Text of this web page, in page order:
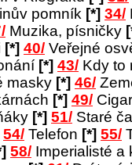
pomník [*] 34/
Muzika, písničky
[*] 40/ Veřejné
[*] 43/ Kdy to
masky [*] 46/
[*] 49/
[*] 51/ Staré
54/ Telefon [*] 55/
58/ Imperialisté a